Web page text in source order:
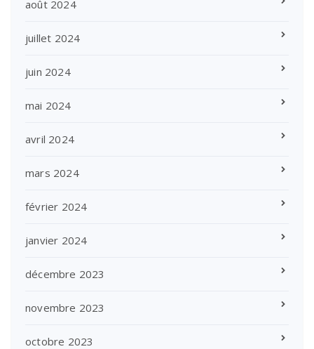
août 2024
juillet 2024
juin 2024
mai 2024
avril 2024
mars 2024
février 2024
janvier 2024
décembre 2023
novembre 2023
octobre 2023